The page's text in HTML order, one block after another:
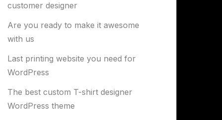
customer designer
Are you ready to make it awesome
with us
Last printing website you need for
WordPress
The best custom T-shirt designer
WordPress theme